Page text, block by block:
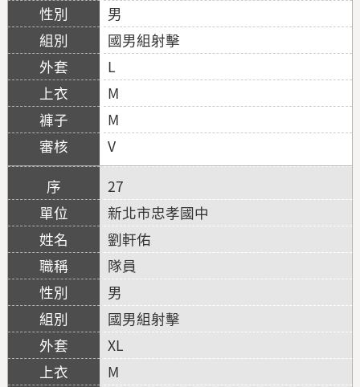
男
國男組射擊
L
M
M
V
27
新北市忠孝國中
劉軒佑
隊員
男
國男組射擊
XL
M